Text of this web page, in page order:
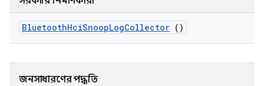
BluetoothHciSnoopLogCollector ()
জনসাধারণের পদ্ধতি